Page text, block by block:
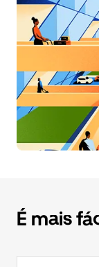
É mais